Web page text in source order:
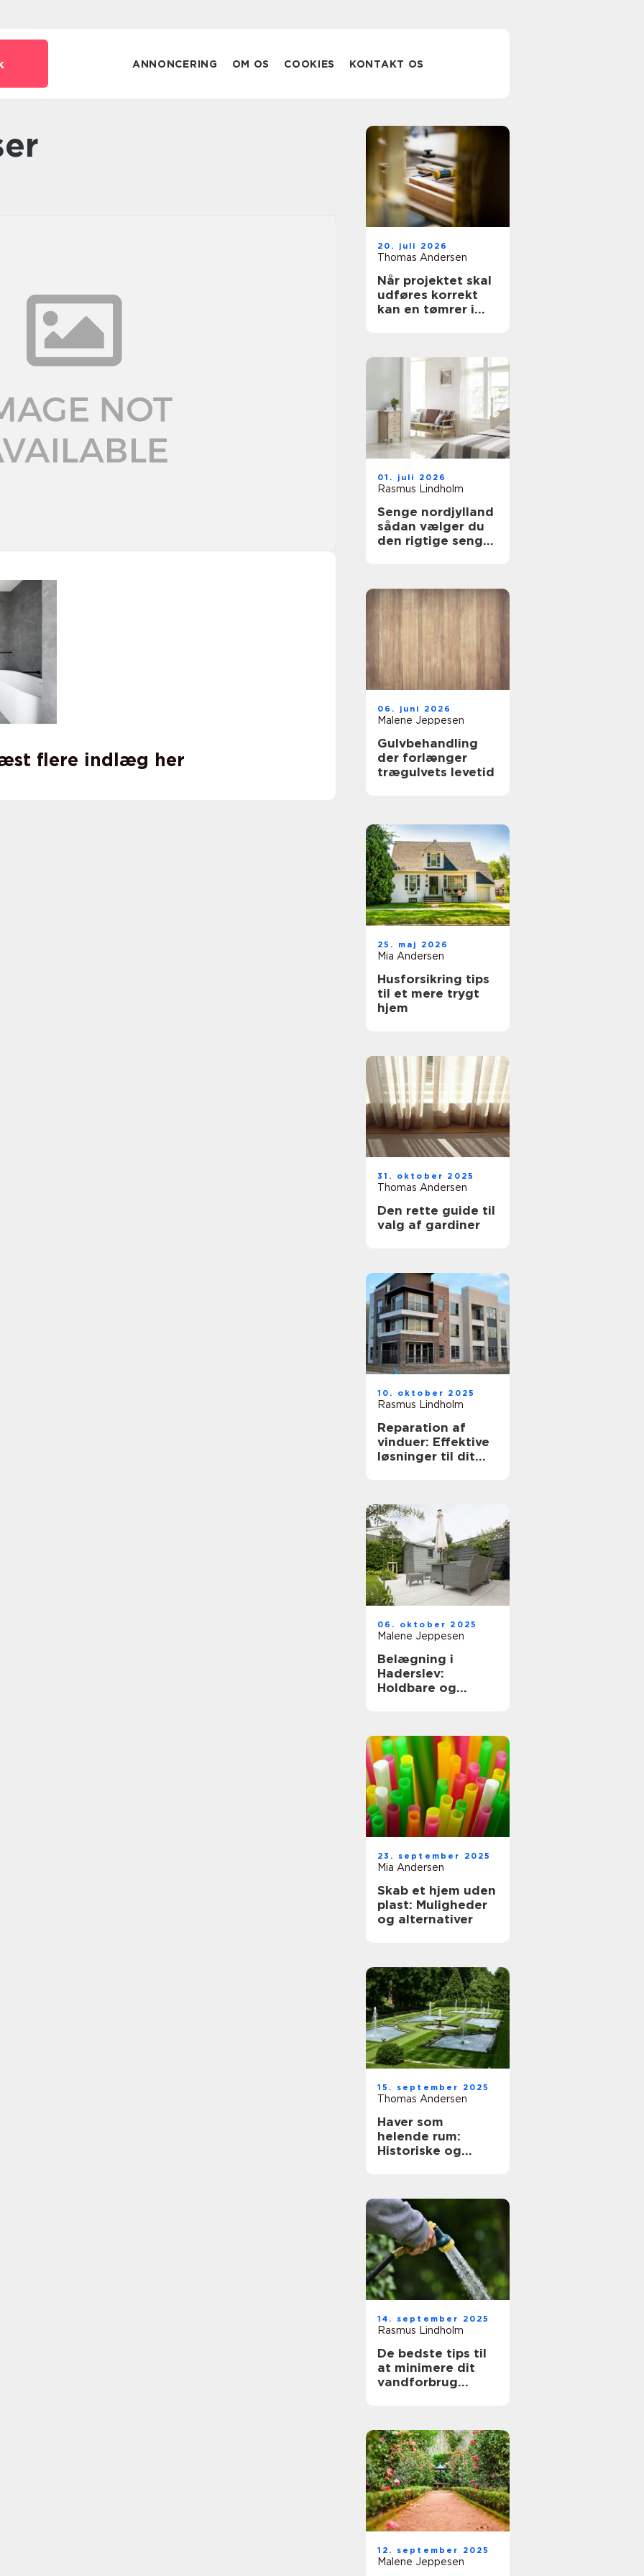
ANNONCERING OM OS COOKIES KONTAKT OS
flere indlæg her
20. juli 2026
Thomas Andersen
Når projektet skal
udføres korrekt
kan en tømrer i
01. juli 2026
Rasmus Lindholm
Senge nordjylland
sådan vælger du
den rigtige seng
06. juni 2026
Malene Jeppesen
Gulvbehandling
der forlænger
trægulvets levetid
25. maj 2026
Mia Andersen
Husforsikring tips
til et mere trygt
hjem
31. oktober 2025
Thomas Andersen
Den rette guide til
valg af gardiner
10. oktober 2025
Rasmus Lindholm
Reparation af
vinduer: Effektive
løsninger til dit
06. oktober 2025
Malene Jeppesen
Belægning i
Haderslev:
Holdbare og
23. september 2025
Mia Andersen
Skab et hjem uden
plast: Muligheder
og alternativer
15. september 2025
Thomas Andersen
Haver som
helende rum:
Historiske og
14. september 2025
Rasmus Lindholm
De bedste tips til
at minimere dit
vandforbrug
12. september 2025
Malene Jeppesen